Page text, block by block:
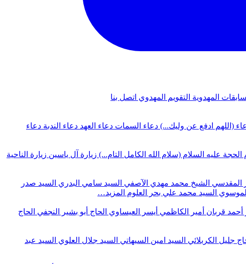
المهدوية التقويم المهدوي اتصل بنا
(اللهم ادفع عن وليك...) دعاء السمات دعاء العهد دعاء الندبة دعاء
الحجة عليه السلام (سلام الله الكامل التام...) زيارة آل ياسين زيارة الناحية
المقدسي الشيخ محمد مهدي الآصفي السيد سامي البدري السيد صدر
السيد محمد علي بحر العلوم المزيد…
أحمد قربان أمير الكاظمي أيسر العيساوي الحاج أبو بشير النجفي الحاج
جليل الكربلائي السيد امين السيهاتي السيد جلال العلوي السيد عبد